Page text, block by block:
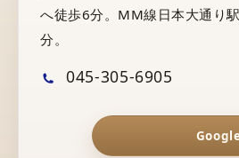
へ徒歩6分。MM線日本大通り
分。
045-305-6905